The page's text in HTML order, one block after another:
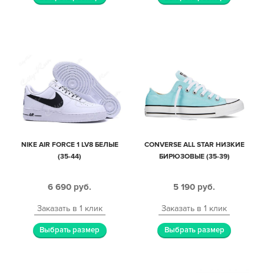
NIKE AIR FORCE 1 LV8 БЕЛЫЕ
(35-44)
6 690 руб.
Заказать в 1 клик
Выбрать размер
CONVERSE ALL STAR НИЗКИЕ
БИРЮЗОВЫЕ (35-39)
5 190 руб.
Заказать в 1 клик
Выбрать размер